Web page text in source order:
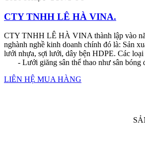
CTY TNHH LÊ HÀ VINA.
CTY TNHH LÊ HÀ VINA thành lập vào
nghành nghề kinh doanh chính đó là: Sản
lưới nhựa, sợi lưới, dây bện HDPE. Các
- Lưới giăng sân thể thao như sân bóng
LIÊN HỆ MUA HÀNG